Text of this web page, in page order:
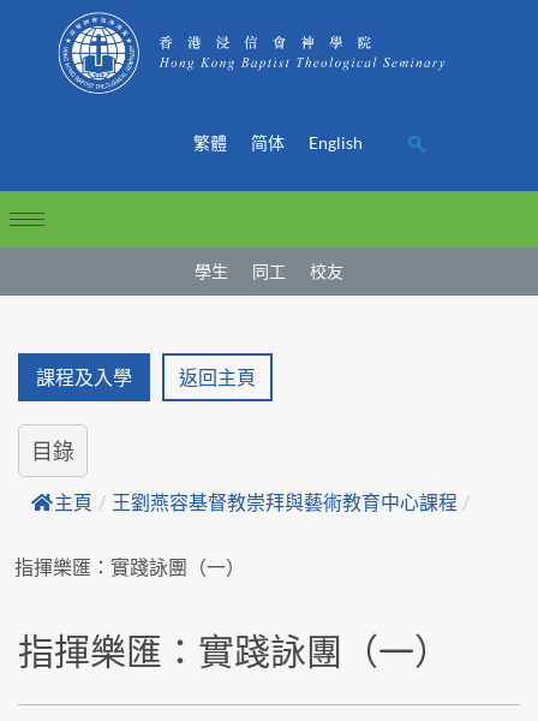
繁體 简体 English
學生 同工 校友
課程及入學 返回主頁
目錄
主頁 / 王劉燕容基督教崇拜與藝術教育中心課程 /
指揮樂匯：實踐詠團（一）
指揮樂匯：實踐詠團（一）